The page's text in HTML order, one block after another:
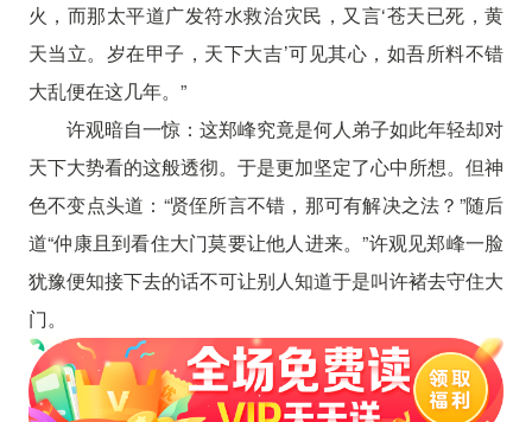
火，而那太平道广发符水救治灾民，又言‘苍天已死，黄
天当立。岁在甲子，天下大吉’可见其心，如吾所料不错
大乱便在这几年。”
许观暗自一惊：这郑峰究竟是何人弟子如此年轻却对
天下大势看的这般透彻。于是更加坚定了心中所想。但神
色不变点头道：“贤侄所言不错，那可有解决之法？”随后
道“仲康且到看住大门莫要让他人进来。”许观见郑峰一脸
犹豫便知接下去的话不可让别人知道于是叫许褚去守住大
门。